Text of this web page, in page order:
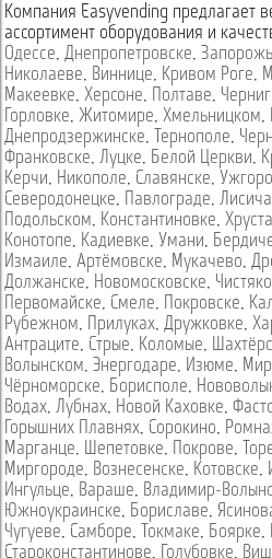
Компания Easyvending предлагает
ассортимент оборудования и
Одессе, Днепропетровске,
Николаеве, Виннице, Кривом Роге,
Макеевке, Херсоне, Полтаве,
Горловке, Житомире, Хмельницком,
Днепродзержинске, Тернополе,
Франковске, Луцке, Белой Церкви,
Керчи, Никополе, Славянске,
Северодонецке, Павлограде,
Подольском, Константиновке,
Конотопе, Кадиевке, Умани,
Измаиле, Артёмовске, Мукачево,
Должанске, Новомосковске,
Первомайске, Смеле, Покровске,
Рубежном, Прилуках, Дружковке,
Антраците, Стрые, Коломые,
Волынском, Энергодаре, Изюме,
Чёрноморске, Борисполе,
Водах, Лубнах, Новой Каховке,
Горышних Плавнях, Сорокино,
Марганце, Шепетовке, Покрове,
Миргороде, Вознесенске, Котовске,
Ингульце, Вараше, Владимир-
Южноукраинске, Бориславе,
Чугуеве, Самборе, Токмаке, Боярке,
Староконстантинове, Голубовке,